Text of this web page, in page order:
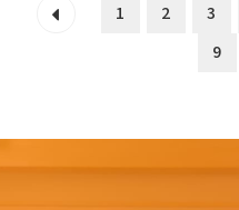
1 2 3
9